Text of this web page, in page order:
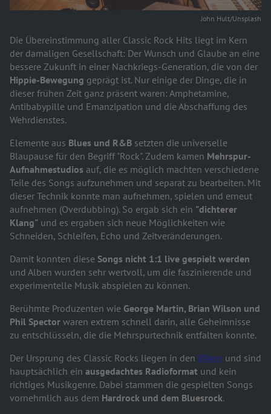
John Hult/Unsplash
Die Übereinstimmung aller Classic Rock Hits liegt im Kern
der damaligen Gesellschaft: Der Wunsch und Glaube an eine
bessere Zukunft in einer Nachkriegs-Generation, die von der
Hippie-Bewegung geprägt ist. Nur einige der Dinge, die in
dieser frühen Zeit ganz präsent waren: Amphetamine,
Antibabypille und Emanzipation und die Abschaffung des
Wehrdienstes.
Elemente aus Blues und R&B setzten die universelle
Blaupause für den Begriff "Rock". Zudem kamen Mehrspur-
Aufnahmestudios auf, die es möglich machten verschiedene
Teile des Songs aufzunehmen und separat zu bearbeiten. Mit
dieser Technik konnte man aufnehmen, spielen und erneut
aufnehmen (Overdubbing). So ergab sich ein "dichterer
Klang" und es ergaben sich neue Möglichkeiten wie
Schneiden, Schleifen, Echo und Zeitveränderungen.
Damit konnten diese Songs nicht 1:1 live gespielt werden
und Alben wurden sehr wertvoll, um die faszinierende und
experimentelle Musik abspielen zu können.
Berühmte Produzenten wie George Martin, Brian Wilson und
Phil Spector waren extrem schnell darin, alle Geheimnisse
zu entschlüsseln, die die Mehrspurtechnik entfalten konnte.
Der Ursprung des Classic Rocks liegen in den 80ern und sind
hauptsächlich ein ausgedachtes Radioformat und kein
richtiges Musikgenre. Dabei stammen die gespielten Songs
vornehmlich aus dem Hardrock und dem Bluesrock.